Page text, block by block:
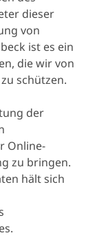
für
die
dieser
von
ist es ein
die wir von
schützen.
der
Online-
zu bringen.
hält sich